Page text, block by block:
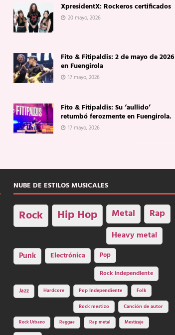
XpresidentX: Rockeros certificados
20 mayo, 2026
Fito & Fitipaldis: 2 de mayo de 2026
en Fuengirola
17 mayo, 2026
Fito & Fitipaldis: Su ‘aullido’
retumbó ferozmente en Fuengirola.
17 mayo, 2026
NUBE DE ESTILOS MUSICALES
Rock Hip Hop Metal Rap
Heavy metal
Punk Electrónica
Pop
Rock independiente
Jazz Hardcore Pop Independiente Folk
Rock mestizo Canción de autor
Rock Urbano Reggae Rap metal Mestizaje